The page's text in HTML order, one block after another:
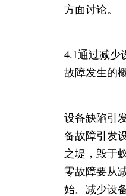
方面讨论。
4.1通过减少
故障发生的
设备缺陷引
备故障引发
之堤，毁于
零故障要从
始。减少设